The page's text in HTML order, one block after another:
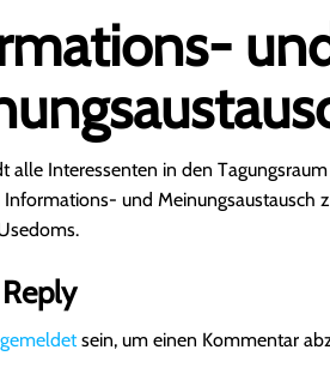
und
alle Interessenten in den
und Meinungsaustausch
sein, um einen Kommentar